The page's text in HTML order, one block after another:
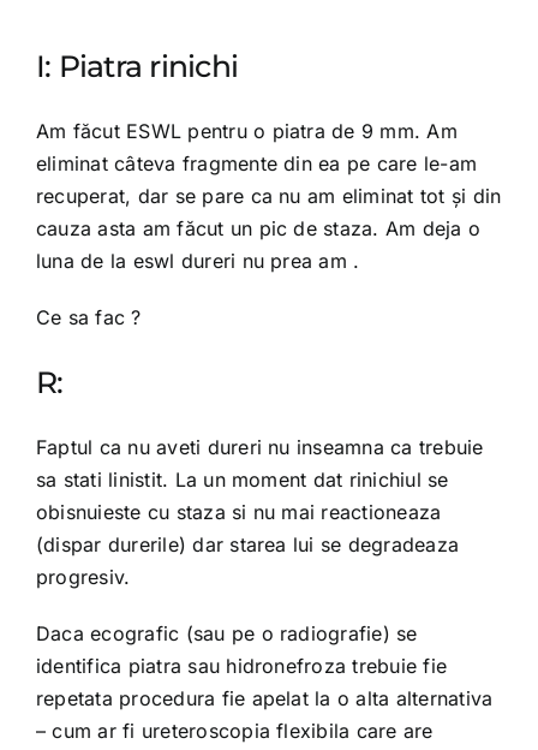
I: Piatra rinichi
Am făcut ESWL pentru o piatra de 9 mm. Am
eliminat câteva fragmente din ea pe care le-am
recuperat, dar se pare ca nu am eliminat tot și din
cauza asta am făcut un pic de staza. Am deja o
luna de la eswl dureri nu prea am .
Ce sa fac ?
R:
Faptul ca nu aveti dureri nu inseamna ca trebuie
sa stati linistit. La un moment dat rinichiul se
obisnuieste cu staza si nu mai reactioneaza
(dispar durerile) dar starea lui se degradeaza
progresiv.
Daca ecografic (sau pe o radiografie) se
identifica piatra sau hidronefroza trebuie fie
repetata procedura fie apelat la o alta alternativa
– cum ar fi ureteroscopia flexibila care are